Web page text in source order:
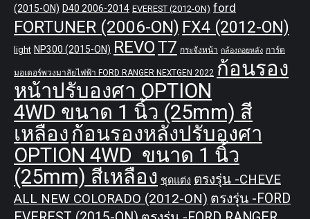
(2015-ON) D40 2006-2014 EVEREST (2012-ON) ford
FORTUNER (2006-ON) FX4 (2012-ON)
light NP300 (2015-ON) REVOT7 กระจังหน้า กล้องถอยหลัง การ์ด
มอเตอร์พวงมาลัยไฟฟ้า FORD RANGER NEXTGEN 2022 ก้อนรอง
หน้าปรับองศา OPTION
4WD ขนาด 1 นิ้ว (25mm) สี
เหลือง ก้อนรองหลังปรับองศา
OPTION 4WD ขนาด 1 นิ้ว
(25mm) สีเหลือง ชุดแต่ง ตรงรุ่น -CHEVE
ALL NEW COLORADO (2012-ON) ตรงรุ่น -FORD